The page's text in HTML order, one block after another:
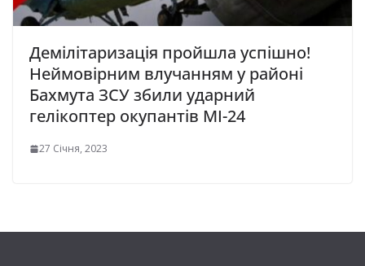
Демілітаризація пройшла успішно!
Неймовірним влучанням у районі
Бахмута ЗСУ збили ударний
гелікоптер окупантів МІ-24
27 Січня, 2023